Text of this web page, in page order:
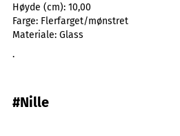
Høyde (cm): 10,00
Farge: Flerfarget/mønstret
Materiale: Glass
.
#Nille